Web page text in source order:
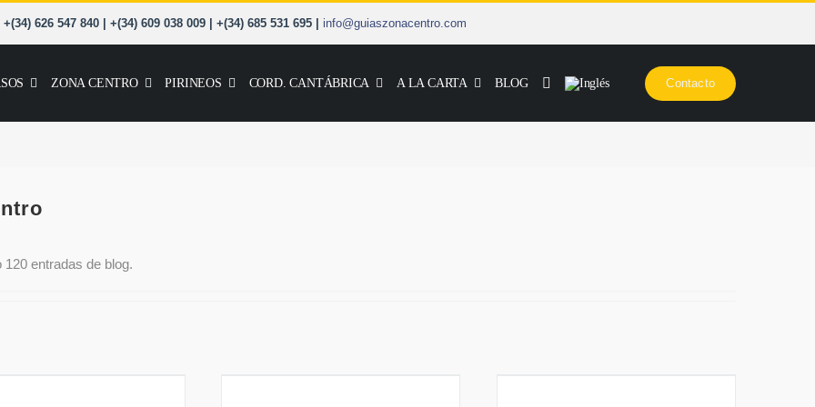
626 547 840 | +(34) 609 038 009 | +(34) 685 531 695 | info@guiaszonacentro.com
ZONA CENTRO PIRINEOS CORD. CANTÁBRICA A LA CARTA BLOG Contacto
entradas de blog.